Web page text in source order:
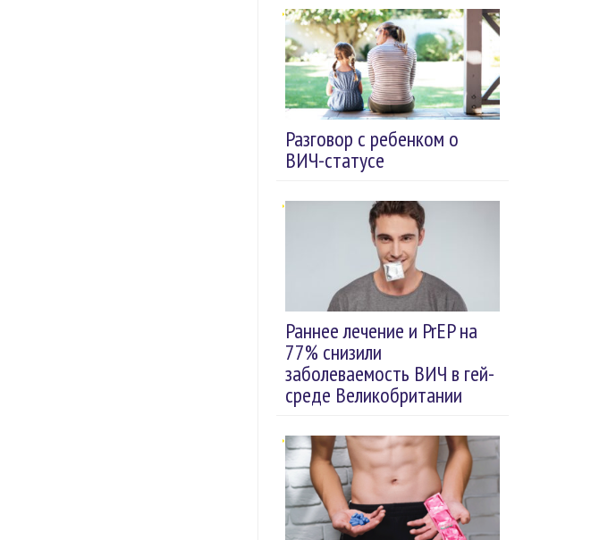
Разговор с ребенком о
ВИЧ-статусе
Раннее лечение и PrEP на
77% снизили
заболеваемость ВИЧ в гей-
среде Великобритании